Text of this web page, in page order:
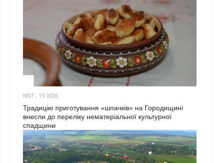
КВІТ., 15 2026
Традицію приготування «шпачків» на Городищині
внесли до переліку нематеріальної культурної
спадщини